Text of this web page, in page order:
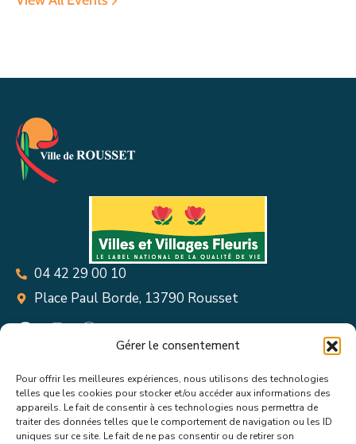
Gérer le consentement
Pour offrir les meilleures expériences, nous utilisons des technologies
telles que les cookies pour stocker et/ou accéder aux informations des
appareils. Le fait de consentir à ces technologies nous permettra de
traiter des données telles que le comportement de navigation ou les ID
uniques sur ce site. Le fait de ne pas consentir ou de retirer son
04 42 29 00 10
Place Paul Borde, 13790 Rousset
Suivez toutes les informations &
actualités de votre ville !